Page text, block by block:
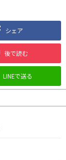
シェア
後で読む
LINEで送る